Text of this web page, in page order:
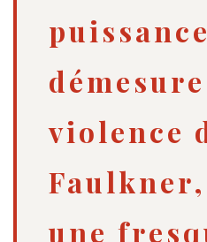
violence
une